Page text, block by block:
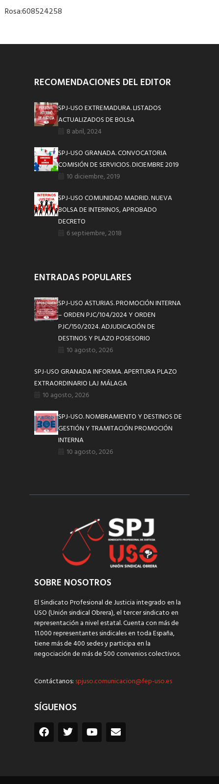
Rosa:608524258
RECOMENDACIONES DEL EDITOR
SPJ-USO EXTREMADURA. LISTADOS
ACTUALIZADOS DE BOLSA
8 abril, 2024
SPJ-USO GRANADA. CONVOCATORIA
COMISIÓN DE SERVICIOS. DICIEMBRE 2019
10 diciembre, 2019
SPJ-USO COMUNIDAD MADRID. NUEVA
BOLSA DE INTERINOS, APROBADO
DECRETO
6 septiembre, 2018
ENTRADAS POPULARES
SPJ-USO ASTURIAS. PROMOCIÓN INTERNA
– ORDEN PJC/104/2024 Y ORDEN
PJC/150/2024. ADJUDICACIÓN DE
DESTINOS Y PLAZO POSESORIO
10 agosto, 2026
SPJ-USO GRANADA INFORMA. APERTURA PLAZO
EXTRAORDINARIO LAJ MÁLAGA
10 agosto, 2026
SPJ-USO. NOMBRAMIENTO Y DESTINOS DE
GESTIÓN Y TRAMITACIÓN PROMOCIÓN
INTERNA
10 agosto, 2026
SOBRE NOSOTROS
El Sindicato Profesional de Justicia integrado en la
USO (Unión sindical Obrera), el tercer sindicato en
representación a nivel estatal. Cuenta con más de
11.000 representantes sindicales en toda España,
tiene más de 400 sedes y participa en la
negociación de más de 500 convenios colectivos.
Contáctanos: spjuso.comunicacion@fep-uso.es
SÍGUENOS